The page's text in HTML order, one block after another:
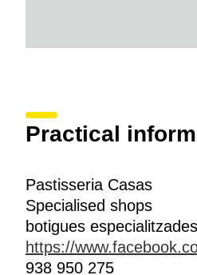
Practical
Pastisseria Casas
Specialised shops
botigues especialitzades
https://
938 950 275